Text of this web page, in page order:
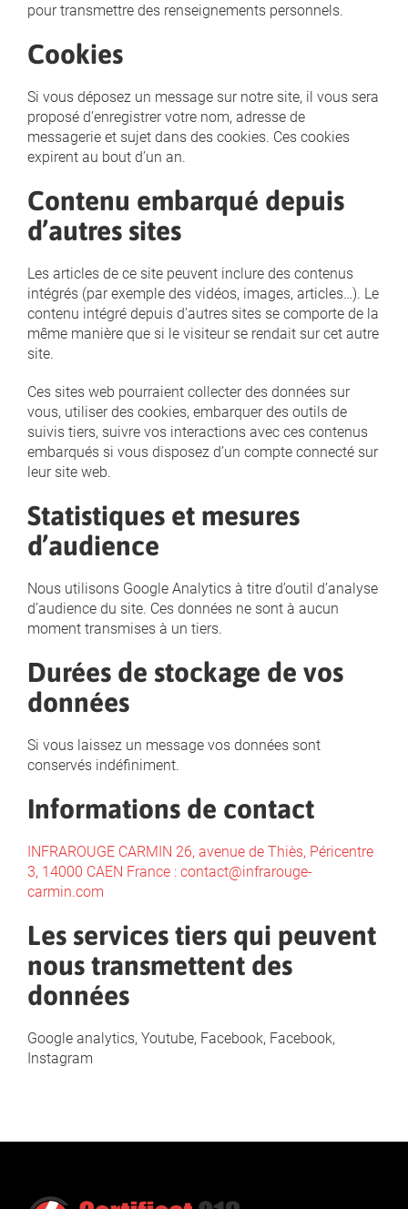
pour transmettre des renseignements personnels.
Cookies
Si vous déposez un message sur notre site, il vous sera
proposé d’enregistrer votre nom, adresse de
messagerie et sujet dans des cookies. Ces cookies
expirent au bout d’un an.
Contenu embarqué depuis
d’autres sites
Les articles de ce site peuvent inclure des contenus
intégrés (par exemple des vidéos, images, articles…). Le
contenu intégré depuis d’autres sites se comporte de la
même manière que si le visiteur se rendait sur cet autre
site.
Ces sites web pourraient collecter des données sur
vous, utiliser des cookies, embarquer des outils de
suivis tiers, suivre vos interactions avec ces contenus
embarqués si vous disposez d’un compte connecté sur
leur site web.
Statistiques et mesures
d’audience
Nous utilisons Google Analytics à titre d’outil d’analyse
d’audience du site. Ces données ne sont à aucun
moment transmises à un tiers.
Durées de stockage de vos
données
Si vous laissez un message vos données sont
conservés indéfiniment.
Informations de contact
INFRAROUGE CARMIN 26, avenue de Thiès, Péricentre
3, 14000 CAEN France : contact@infrarouge-
carmin.com
Les services tiers qui peuvent
nous transmettent des
données
Google analytics, Youtube, Facebook, Facebook,
Instagram